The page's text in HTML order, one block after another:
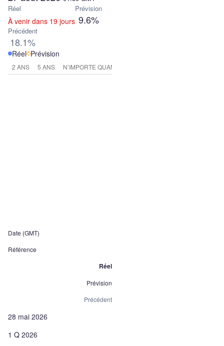
Réel
À venir dans 19 jours
Prévision
9.6%
Précédent
18.1%
Réel Prévision
2 ANS 5 ANS N’IMPORTE QUAND
Date (GMT)
Référence
Réel
Prévision
Précédent
28 mai 2026
1 Q 2026